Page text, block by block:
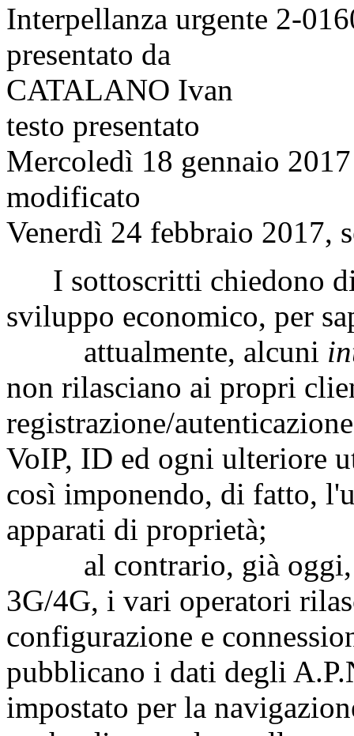
Interpellanza urgente 2-
presentato da
CATALANO Ivan
testo presentato
Mercoledì 18 gennaio 2017
modificato
Venerdì 24 febbraio 2017,
I sottoscritti chiedono
sviluppo economico, per
attualmente, alcuni
non rilasciano ai propri
registrazione/
VoIP, ID ed ogni ulteriore
così imponendo, di fatto,
apparati di proprietà;
al contrario, già oggi,
3G/4G, i vari operatori
configurazione e
pubblicano i dati degli
impostato per la